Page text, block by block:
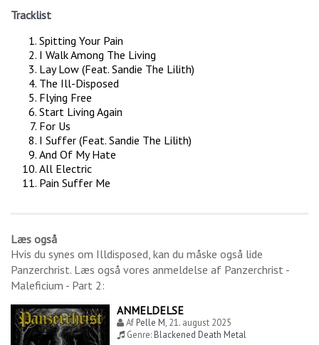
Tracklist
Spitting Your Pain
I Walk Among The Living
Lay Low (Feat. Sandie The Lilith)
The Ill-Disposed
Flying Free
Start Living Again
For Us
I Suffer (Feat. Sandie The Lilith)
And Of My Hate
All Electric
Pain Suffer Me
Læs også
Hvis du synes om Illdisposed, kan du måske også lide
Panzerchrist. Læs også vores anmeldelse af Panzerchrist -
Maleficium - Part 2 :
ANMELDELSE
AfPelle M, 21. august 2025
Genre:Blackened Death Metal